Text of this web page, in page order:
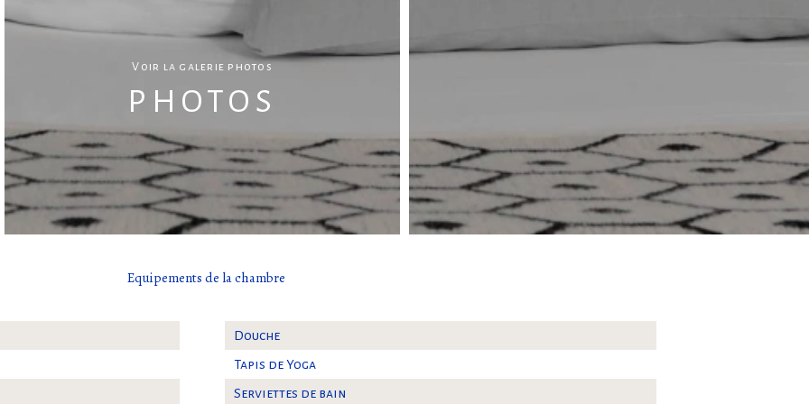
Voir la galerie photos
PHOTOS
Equipements de la chambre
Douche
Tapis de Yoga
Serviettes de bain